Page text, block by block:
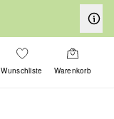
Wunschliste Warenkorb